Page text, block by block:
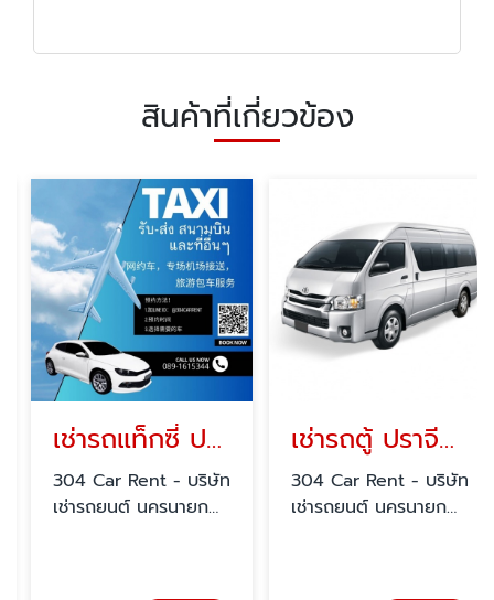
สินค้าที่เกี่ยวข้อง
เช่ารถแท็กซี่ ปราจีนบุรี
304 Car Rent - บริษัท
เช่ารถยนต์ นครนายก
เช่ารถตู้ ปราจีนบุรี
304 Car Rent - บริษัท
เช่ารถยนต์ นครนายก